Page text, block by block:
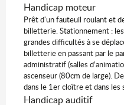
Handicap moteur
Prêt d'un fauteuil roulant et
billetterie. Stationnement :
grandes difficultés à se
billetterie en passant par le
administratif (salles
ascenseur (80cm de large).
dans le 1er cloître et dans les
Handicap auditif